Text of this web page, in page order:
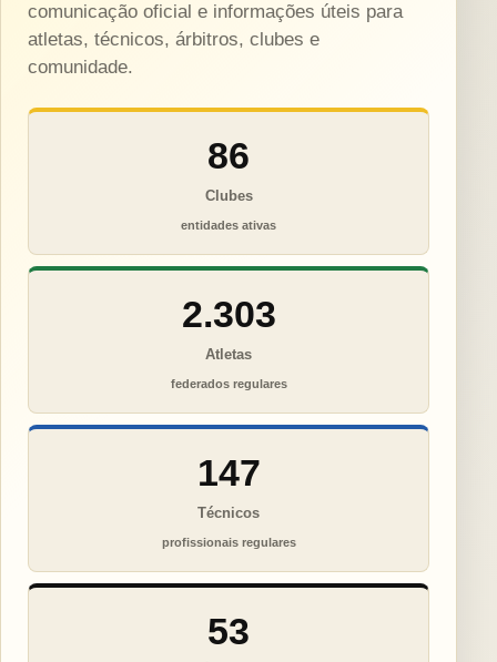
comunicação oficial e informações úteis para
atletas, técnicos, árbitros, clubes e
comunidade.
86
Clubes
entidades ativas
2.303
Atletas
federados regulares
147
Técnicos
profissionais regulares
53